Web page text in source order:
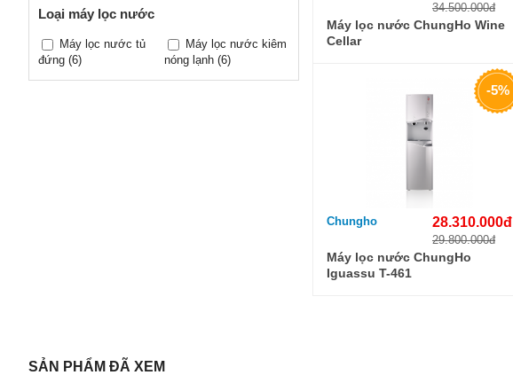
34.500.000đ
Máy lọc nước ChungHo Wine
Cellar
-5%
Chungho 28.310.000đ
29.800.000đ
Máy lọc nước ChungHo
Iguassu T-461
Loại máy lọc nước
Máy lọc nước tủ
đứng (6)
Máy lọc nước kiêm
nóng lạnh (6)
SẢN PHẨM ĐÃ XEM